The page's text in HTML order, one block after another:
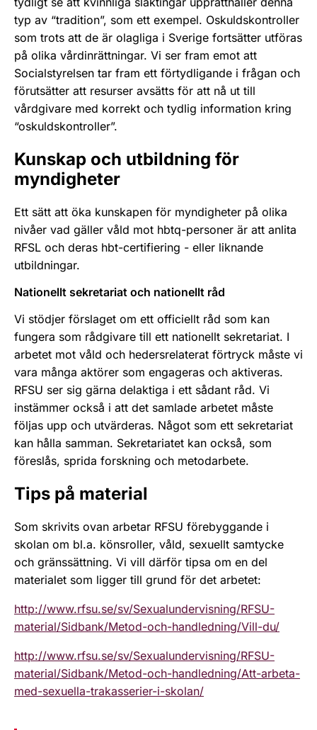
typ av “tradition”, som ett exempel. Oskuldskontroller
som trots att de är olagliga i Sverige fortsätter utföras
på olika vårdinrättningar. Vi ser fram emot att
Socialstyrelsen tar fram ett förtydligande i frågan och
förutsätter att resurser avsätts för att nå ut till
vårdgivare med korrekt och tydlig information kring
“oskuldskontroller”.
Kunskap och utbildning för
myndigheter
Ett sätt att öka kunskapen för myndigheter på olika
nivåer vad gäller våld mot hbtq-personer är att anlita
RFSL och deras hbt-certifiering - eller liknande
utbildningar.
Nationellt sekretariat och nationellt råd
Vi stödjer förslaget om ett officiellt råd som kan
fungera som rådgivare till ett nationellt sekretariat. I
arbetet mot våld och hedersrelaterat förtryck måste vi
vara många aktörer som engageras och aktiveras.
RFSU ser sig gärna delaktiga i ett sådant råd. Vi
instämmer också i att det samlade arbetet måste
följas upp och utvärderas. Något som ett sekretariat
kan hålla samman. Sekretariatet kan också, som
föreslås, sprida forskning och metodarbete.
Tips på material
Som skrivits ovan arbetar RFSU förebyggande i
skolan om bl.a. könsroller, våld, sexuellt samtycke
och gränssättning. Vi vill därför tipsa om en del
materialet som ligger till grund för det arbetet:
http://www.rfsu.se/sv/Sexualundervisning/RFSU-
material/Sidbank/Metod-och-handledning/Vill-du/
http://www.rfsu.se/sv/Sexualundervisning/RFSU-
material/Sidbank/Metod-och-handledning/Att-arbeta-
med-sexuella-trakasserier-i-skolan/